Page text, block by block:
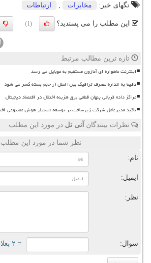
تگهای خبر:
مخابرات , ارتباطات
این مطلب را می پسندید؟ (1)
تازه ترین مطالب مرتبط
اینترنت ماهواره ای آمازون مستقیم به موبایل می رسد
دقیقا به اندازه مصرف ترافیک بین الملل از حجم بسته کسر می شود
مراکز داده قربانی پنهان قطعی برق هزینه اختلال در اقتصاد دیجیتال
تاکید مدیرعامل شرکت زیرساخت بر توسعه دستیار هوش مصنوعی
نظرات بینندگان آنی تل در مورد این مطلب
نظر شما در مورد این مطلب
نام:
ایمیل:
نظر:
سوال: = ۲ بعلاوه ۲